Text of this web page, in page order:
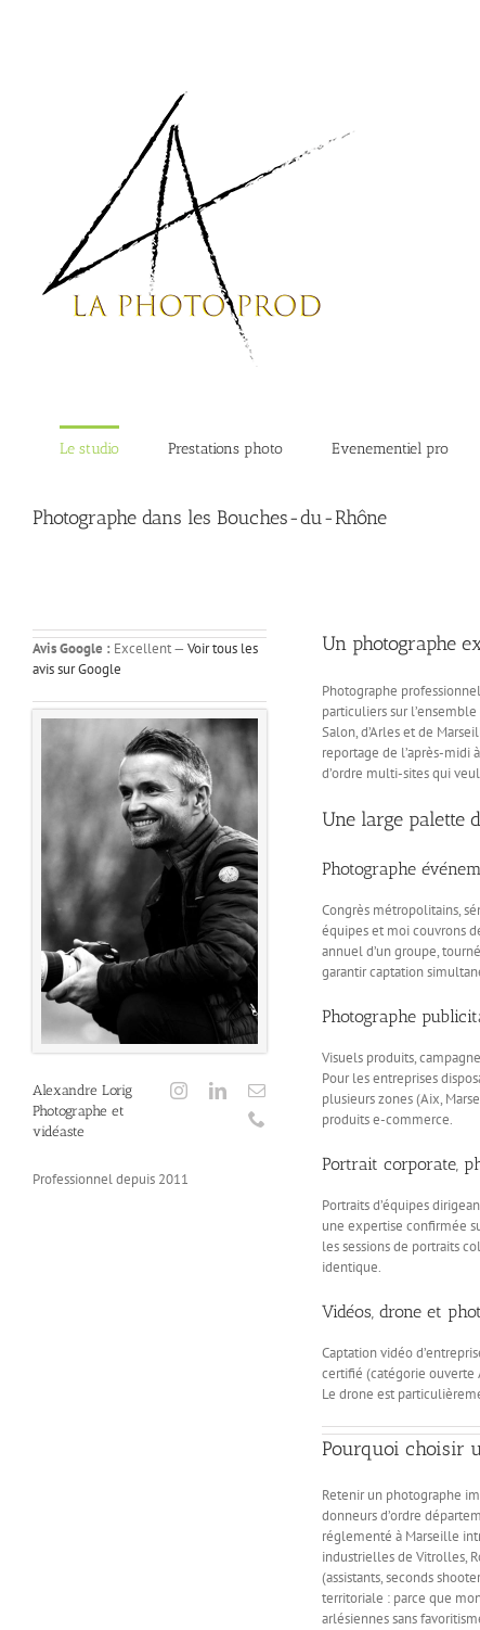
Le studio Prestations photo Evenementiel pro
Photographe dans les Bouches-du-Rhône
Avis Google : Excellent — Voir tous les
avis sur Google
Alexandre Lorig
Photographe et
vidéaste
Professionnel depuis 2011
Un photographe
Photographe
particuliers sur
Salon, d’Arles et de
reportage de l’après-midi
d’ordre multi-sites qui
Une large palette
Photographe
Congrès métropolitains,
équipes et moi couvrons
annuel d’un groupe,
garantir captation
Photographe
Visuels produits,
Pour les entreprises
plusieurs zones (Aix,
produits e-commerce.
Portrait corporate,
Portraits d’équipes
une expertise confirmée
les sessions de portraits
identique.
Vidéos, drone et
Captation vidéo
certifié (catégorie ouverte
Le drone est
Pourquoi choisir
Retenir un photographe
donneurs d’ordre
réglementé à Marseille
industrielles de Vitrolles,
(assistants, seconds
territoriale : parce que
arlésiennes sans